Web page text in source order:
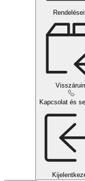
Kapcsolat és